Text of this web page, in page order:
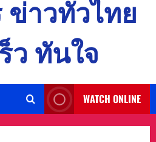
าวทั่วไทย
ว ทันใจ
WATCH ONLINE